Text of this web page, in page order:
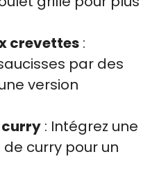
crevettes :
par des
version
curry : Intégrez une
curry pour un